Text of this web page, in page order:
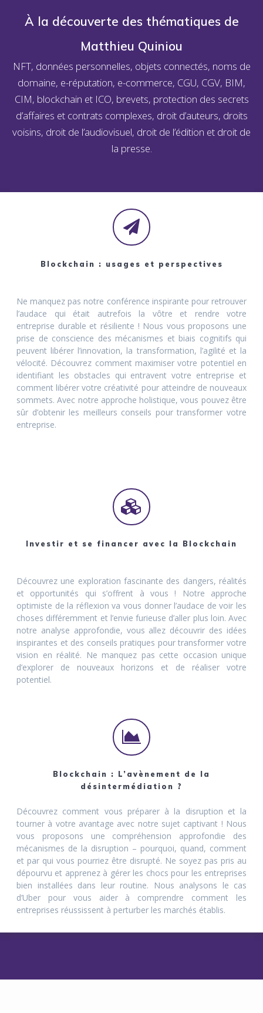
À la découverte des thématiques de
Matthieu Quiniou
NFT, données personnelles, objets connectés, noms de
domaine, e-réputation, e-commerce, CGU, CGV, BIM,
CIM, blockchain et ICO, brevets, protection des secrets
d’affaires et contrats complexes, droit d’auteurs, droits
voisins, droit de l’audiovisuel, droit de l’édition et droit de
la presse.
Blockchain : usages et perspectives
Ne manquez pas notre conférence inspirante pour retrouver
l’audace qui était autrefois la vôtre et rendre votre
entreprise durable et résiliente ! Nous vous proposons une
prise de conscience des mécanismes et biais cognitifs qui
peuvent libérer l’innovation, la transformation, l’agilité et la
vélocité. Découvrez comment maximiser votre potentiel en
identifiant les obstacles qui entravent votre entreprise et
comment libérer votre créativité pour atteindre de nouveaux
sommets. Avec notre approche holistique, vous pouvez être
sûr d’obtenir les meilleurs conseils pour transformer votre
entreprise.
Investir et se financer avec la Blockchain
Découvrez une exploration fascinante des dangers, réalités
et opportunités qui s’offrent à vous ! Notre approche
optimiste de la réflexion va vous donner l’audace de voir les
choses différemment et l’envie furieuse d’aller plus loin. Avec
notre analyse approfondie, vous allez découvrir des idées
inspirantes et des conseils pratiques pour transformer votre
vision en réalité. Ne manquez pas cette occasion unique
d’explorer de nouveaux horizons et de réaliser votre
potentiel.
Blockchain : L’avènement de la
désintermédiation ?
Découvrez comment vous préparer à la disruption et la
tourner à votre avantage avec notre sujet captivant ! Nous
vous proposons une compréhension approfondie des
mécanismes de la disruption – pourquoi, quand, comment
et par qui vous pourriez être disrupté. Ne soyez pas pris au
dépourvu et apprenez à gérer les chocs pour les entreprises
bien installées dans leur routine. Nous analysons le cas
d’Uber pour vous aider à comprendre comment les
entreprises réussissent à perturber les marchés établis.